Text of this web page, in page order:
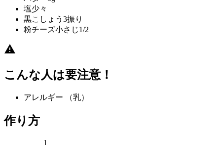
塩少々
黒こしょう 3振り
粉チーズ小さじ1/2
こんな人は要注意！
アレルギー （乳）
作り方
1